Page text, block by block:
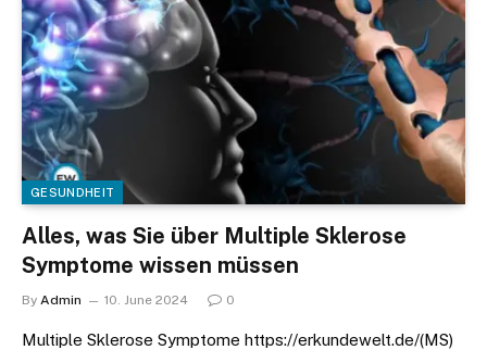
GESUNDHEIT
Alles, was Sie über Multiple Sklerose
Symptome wissen müssen
By Admin 10. June 2024 0
Multiple Sklerose Symptome https://erkundewelt.de/(MS)